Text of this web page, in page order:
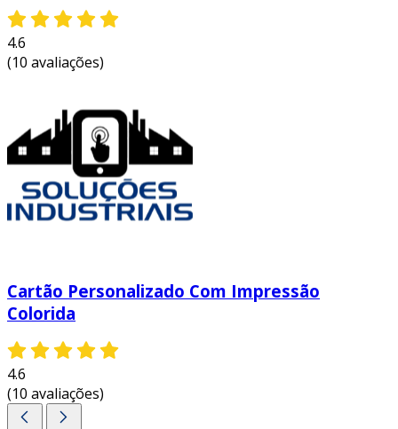
4.6
(10 avaliações)
Cartão Personalizado Com Impressão
Colorida
4.6
(10 avaliações)